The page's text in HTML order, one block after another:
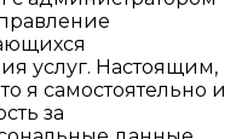
услуг. Настоящим,
я самостоятельно и
за